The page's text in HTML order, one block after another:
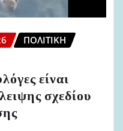
ΠΟΛΙΤΙΚΉ
είναι
σχεδίου